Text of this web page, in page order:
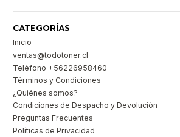
CATEGORÍAS
Inicio
ventas@todotoner.cl
Teléfono +56226958460
Términos y Condiciones
¿Quiénes somos?
Condiciones de Despacho y Devolución
Preguntas Frecuentes
Políticas de Privacidad